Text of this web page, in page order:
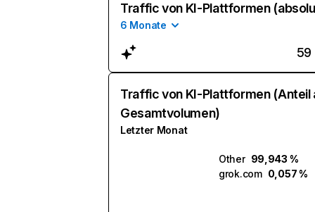
Traffic von KI-Plattformen
6 Monate
59
Traffic von KI-Plattformen (Anteil
Gesamtvolumen)
Letzter Monat
Other 99,943 %
grok.com 0,057 %